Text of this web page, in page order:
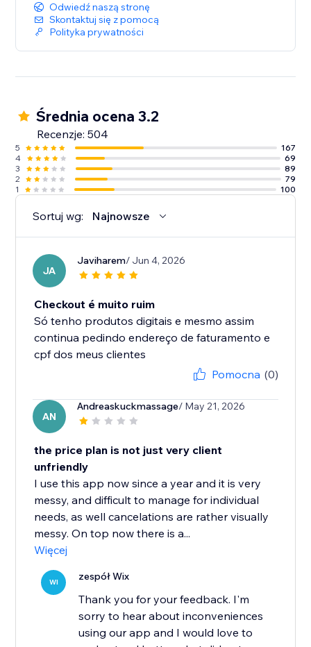
Odwiedź naszą stronę
Skontaktuj się z pomocą
Polityka prywatności
Średnia ocena 3.2
Recenzje: 504
5
167
4
69
3
89
2
79
1
100
Sortuj wg: Najnowsze
JA
Javiharem/ Jun 4, 2026
Checkout é muito ruim
Só tenho produtos digitais e mesmo assim
continua pedindo endereço de faturamento e
cpf dos meus clientes
Pomocna (0)
AN
Andreaskuckmassage/ May 21, 2026
the price plan is not just very client
unfriendly
I use this app now since a year and it is very
messy, and difficult to manage for individual
needs, as well cancelations are rather visually
messy. On top now there is a...
Więcej
WI zespół Wix
Thank you for your feedback. I'm
sorry to hear about inconveniences
using our app and I would love to